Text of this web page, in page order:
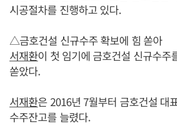
시공절차를 진행하고 있다.
△금호건설 신규수주 확보에 힘 쏟아
서재환이 첫 임기에 금호건설 신규수주
쏟았다.
서재환은 2016년 7월부터 금호건설 대
수주잔고를 늘렸다.